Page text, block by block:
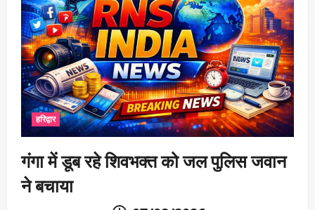
हरिद्वार
गंगा में डूब रहे शिवभक्त को जल पुलिस जवान
ने बचाया